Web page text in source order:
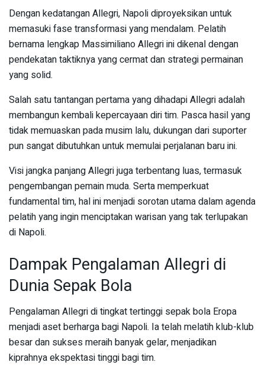
Dengan kedatangan Allegri, Napoli diproyeksikan untuk
memasuki fase transformasi yang mendalam. Pelatih
bernama lengkap Massimiliano Allegri ini dikenal dengan
pendekatan taktiknya yang cermat dan strategi permainan
yang solid.
Salah satu tantangan pertama yang dihadapi Allegri adalah
membangun kembali kepercayaan diri tim. Pasca hasil yang
tidak memuaskan pada musim lalu, dukungan dari suporter
pun sangat dibutuhkan untuk memulai perjalanan baru ini.
Visi jangka panjang Allegri juga terbentang luas, termasuk
pengembangan pemain muda. Serta memperkuat
fundamental tim, hal ini menjadi sorotan utama dalam agenda
pelatih yang ingin menciptakan warisan yang tak terlupakan
di Napoli.
Dampak Pengalaman Allegri di
Dunia Sepak Bola
Pengalaman Allegri di tingkat tertinggi sepak bola Eropa
menjadi aset berharga bagi Napoli. Ia telah melatih klub-klub
besar dan sukses meraih banyak gelar, menjadikan
kiprahnya ekspektasi tinggi bagi tim.